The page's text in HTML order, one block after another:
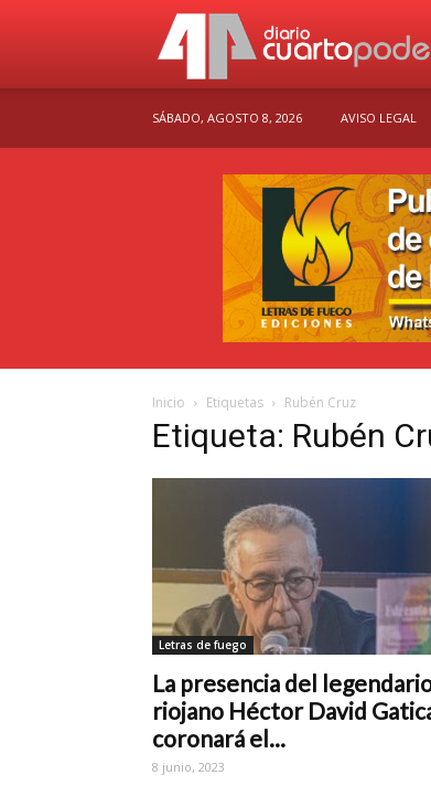
SÁBADO, AGOSTO 8, 2026 AVISO LEGAL
Inicio Etiquetas Rubén Cruz
Etiqueta: Rubén
Letras de fuego
La presencia del
riojano Héctor David
coronará el...
8 junio, 2023